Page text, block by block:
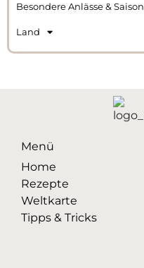
Besondere Anlässe & Saison
Land
Menü
Home
Rezepte
Weltkarte
Tipps & Tricks